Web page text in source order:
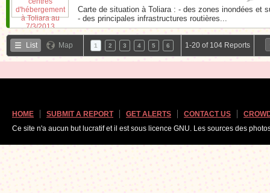
Carte de situation à Toliara : - des zones inondées et
- des principales infrastructures routières...
List Map 1 2 3 4 5 6 1-20 of 104 Reports
HOME SUBMIT A REPORT GET ALERTS CONTACT US
Ce site n'a aucun but lucratif et il est sous licence GNU. Les sources des